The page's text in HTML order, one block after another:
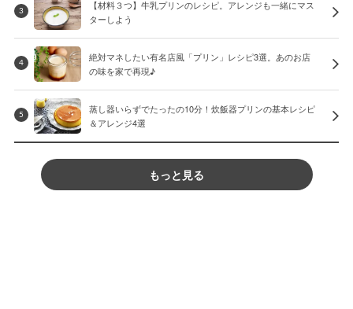
3
【材料３つ】牛乳プリンのレシピ。アレンジも一緒にマス
ターしよう
4
絶対マネしたい有名店風「プリン」レシピ3選。あのお店
の味を家で再現♪
5
蒸し器いらずでたったの10分！炊飯器プリンの基本レシピ
＆アレンジ4選
もっと見る